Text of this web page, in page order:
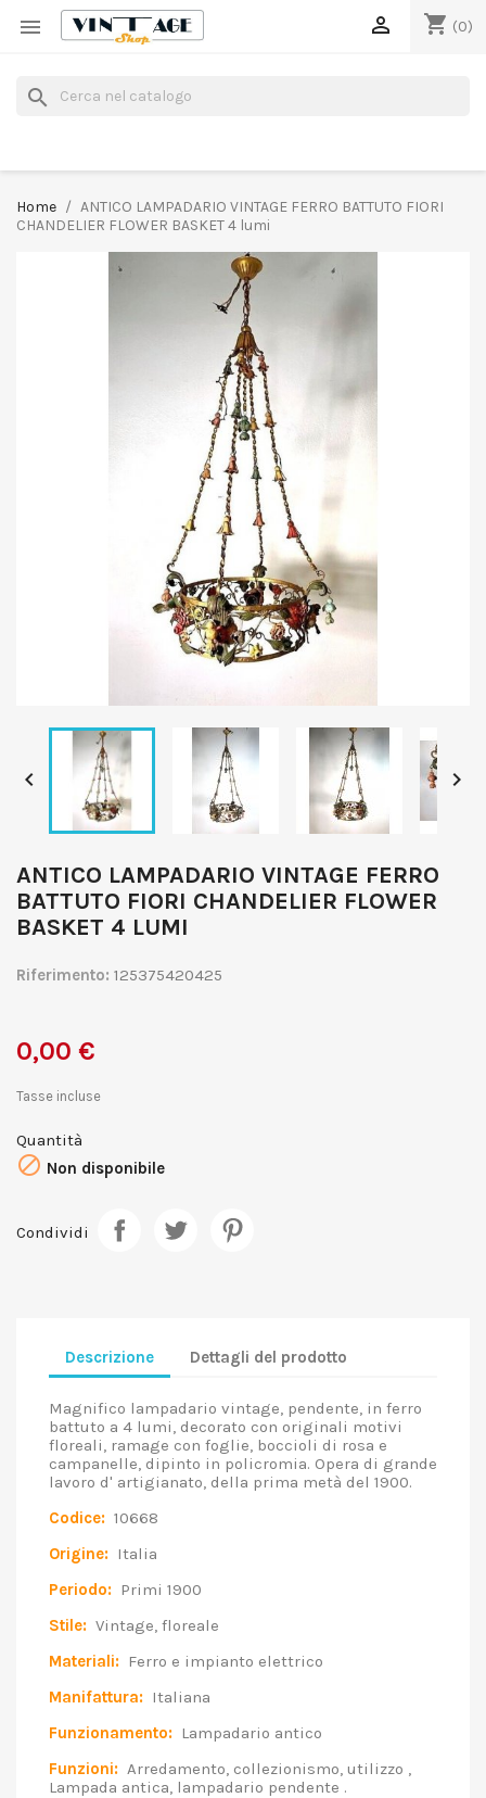
 shopping_cart (0)

search
Home
ANTICO LAMPADARIO VINTAGE FERRO BATTUTO FIORI
CHANDELIER FLOWER BASKET 4 lumi
 
ANTICO LAMPADARIO VINTAGE FERRO
BATTUTO FIORI CHANDELIER FLOWER
BASKET 4 LUMI
Riferimento: 125375420425
0,00 €
Tasse incluse
Quantità
 Non disponibile
Condividi
Descrizione Dettagli del prodotto
Magnifico lampadario vintage, pendente, in ferro
battuto a 4 lumi, decorato con originali motivi
floreali, ramage con foglie, boccioli di rosa e
campanelle, dipinto in policromia. Opera di grande
lavoro d' artigianato, della prima metà del 1900.
Codice: 10668
Origine: Italia
Periodo: Primi 1900
Stile: Vintage, floreale
Materiali: Ferro e impianto elettrico
Manifattura: Italiana
Funzionamento: Lampadario antico
Funzioni: Arredamento, collezionismo, utilizzo ,
Lampada antica, lampadario pendente .